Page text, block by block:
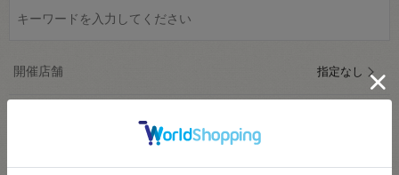
開催店舗 指定なし